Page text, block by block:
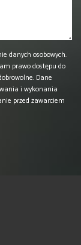
danych osobowych.
prawo dostępu do
Dane
i wykonania
przed zawarciem